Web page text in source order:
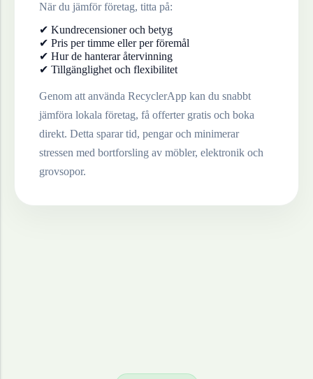
När du jämför företag, titta på:
✔ Kundrecensioner och betyg
✔ Pris per timme eller per föremål
✔ Hur de hanterar återvinning
✔ Tillgänglighet och flexibilitet
Genom att använda RecyclerApp kan du snabbt
jämföra lokala företag, få offerter gratis och boka
direkt. Detta sparar tid, pengar och minimerar
stressen med bortforsling av möbler, elektronik och
grovsopor.